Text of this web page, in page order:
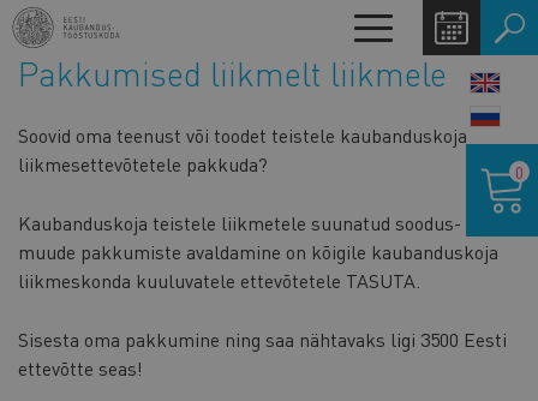
Liigu
edasi
põhisisu
Toggle
navigation
Pakkumised liikmelt liikmele
Soovid oma teenust või toodet teistele kaubanduskoja
liikmesettevõtetele pakkuda?
Kaubanduskoja teistele liikmetele suunatud soodus- ja
muude pakkumiste avaldamine on kõigile kaubanduskoja
liikmeskonda kuuluvatele ettevõtetele TASUTA.
Sisesta oma pakkumine ning saa nähtavaks ligi 3500 Eesti
ettevõtte seas!
0